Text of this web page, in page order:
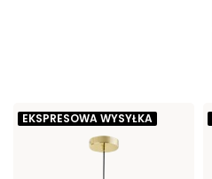
EKSPRESOWA WYSYŁKA